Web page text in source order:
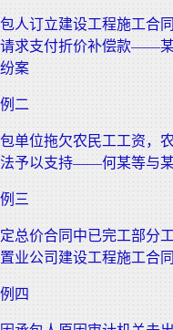
人订立建设工程施工合
求支付折价补偿款——
案
二
单位拖欠农民工工资，
予以支持——何某等与
三
定总价合同中已完工部
业公司建设工程施工合
四